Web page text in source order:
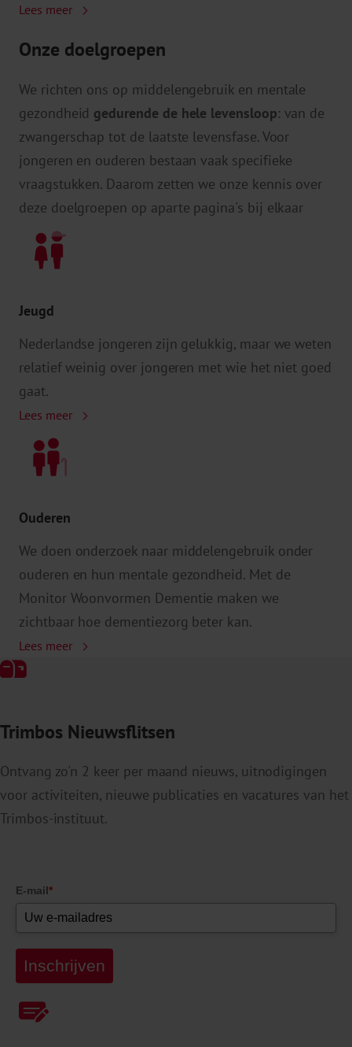
Lees meer
Onze doelgroepen
We richten ons op middelengebruik en mentale
gezondheid gedurende de hele levensloop: van de
zwangerschap tot de laatste levensfase. Voor
jongeren en ouderen bestaan vaak specifieke
vraagstukken. Daarom zetten we onze kennis over
deze doelgroepen op aparte pagina's bij elkaar
Jeugd
Nederlandse jongeren zijn gelukkig, maar we weten
relatief weinig over jongeren met wie het niet goed
gaat.
Lees meer
Ouderen
We doen onderzoek naar middelengebruik onder
ouderen en hun mentale gezondheid. Met de
Monitor Woonvormen Dementie maken we
zichtbaar hoe dementiezorg beter kan.
Lees meer
Trimbos Nieuwsflitsen
Ontvang zo'n 2 keer per maand nieuws, uitnodigingen
voor activiteiten, nieuwe publicaties en vacatures van het
Trimbos-instituut.
E-mail*
Inschrijven